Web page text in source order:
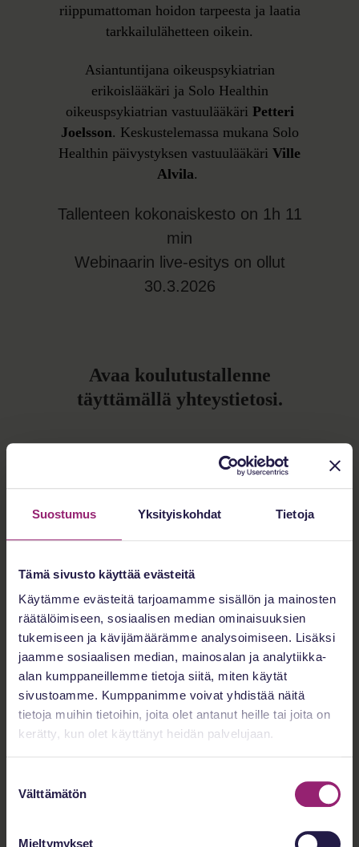
Suostumus Yksityiskohdat Tietoja
Tämä sivusto käyttää evästeitä
Käytämme evästeitä tarjoamamme sisällön ja mainosten
räätälöimiseen, sosiaalisen median ominaisuuksien
tukemiseen ja kävijämäärämme analysoimiseen. Lisäksi
jaamme sosiaalisen median, mainosalan ja analytiikka-
alan kumppaneillemme tietoja siitä, miten käytät
sivustoamme. Kumppanimme voivat yhdistää näitä
tietoja muihin tietoihin, joita olet antanut heille tai joita on
kerätty, kun olet käyttänyt heidän palvelujaan.
Välttämätön
Mieltymykset
riippumattoman hoidon tarpeesta ja laatia
tarkkailulähetteen oikein.
Asiantuntijana oikeuspsykiatrian
erikoislääkäri ja Solo Healthin
oikeuspsykiatrian vastuulääkäri Petteri
Joelsson. Keskustelemassa mukana Solo
Healthin päivystyksen vastuulääkäri Ville
Alvila.
Tallenteen kokonaiskesto on 1h 11
min
Webinaarin live-esitys on ollut
30.3.2026
Avaa koulutustallenne
täyttämällä yhteystietosi.
Puhelinnumero*
Olen*